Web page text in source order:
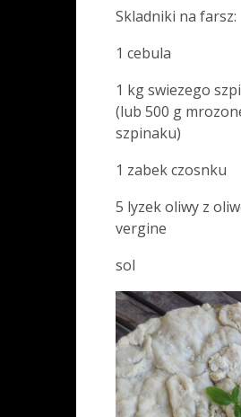
Skladniki na farsz:
1 cebula
1 kg swiezego
(lub 500 g
szpinaku)
1 zabek czosnku
5 lyzek oliwy z
vergine
sol